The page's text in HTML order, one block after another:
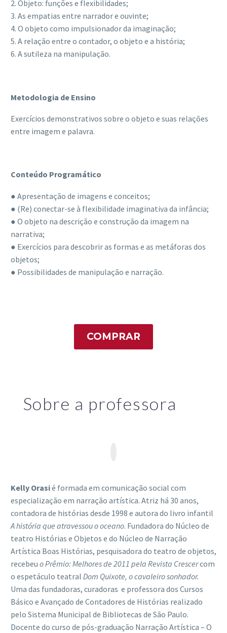
2. Objeto: funções e flexibilidades;
3. As empatias entre narrador e ouvinte;
4. O objeto como impulsionador da imaginação;
5. A relação entre o contador, o objeto e a história;
6. A sutileza na manipulação.
Metodologia de Ensino
Exercícios demonstrativos sobre o objeto e suas relações
entre imagem e palavra.
Conteúdo Programático
● Apresentação de imagens e conceitos;
● (Re) conectar-se à flexibilidade imaginativa da infância;
● O objeto na descrição e construção da imagem na
narrativa;
● Exercícios para descobrir as formas e as metáforas dos
objetos;
● Possibilidades de manipulação e narração.
COMPRAR
Sobre a professora
Kelly Orasié formada em comunicação social com
especialização em narração artística. Atriz há 30 anos,
contadora de histórias desde 1998 e autora do livro infantil
A história que atravessou o oceano. Fundadora do Núcleo de
teatro Histórias e Objetos e do Núcleo de Narração
Artística Boas Histórias, pesquisadora do teatro de objetos,
recebeu o Prêmio: Melhores de 2011 pela Revista Crescercom
o espetáculo teatral Dom Quixote, o cavaleiro sonhador.
Uma das fundadoras, curadoras e professora dos Cursos
Básico e Avançado de Contadores de Histórias realizado
pelo Sistema Municipal de Bibliotecas de São Paulo.
Docente do curso de pós-graduação Narração Artística – O